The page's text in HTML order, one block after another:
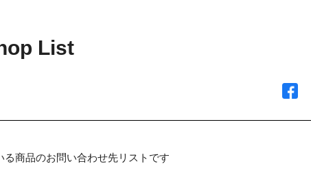
List
る商品のお問い合わせ先リストです